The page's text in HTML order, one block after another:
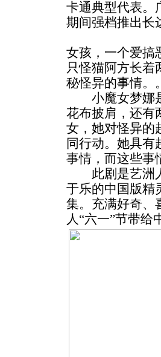
卡通典型代表。
期间强档推出长
女孩，一个爱搞
只怪猫阿方长着
秘怪异的事情。
小魔女梦娜是
花布披肩，还有
女，她对怪异的
同行动。她具
事情，而这些事
此剧是艺洲人
于乐的中国版精
集。充满好奇、
人“六一”节带给